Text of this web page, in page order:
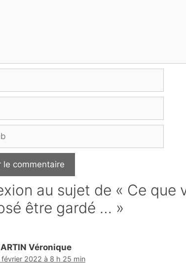
au sujet de « Ce que
être gardé … »
Véronique
février 2022 à 8 h 25 min